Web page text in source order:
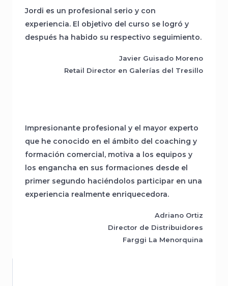
Jordi es un profesional serio y con
experiencia. El objetivo del curso se logró y
después ha habido su respectivo seguimiento.
Javier Guisado Moreno
Retail Director en Galerías del Tresillo
Impresionante profesional y el mayor experto
que he conocido en el ámbito del coaching y
formación comercial, motiva a los equipos y
los engancha en sus formaciones desde el
primer segundo haciéndolos participar en una
experiencia realmente enriquecedora.
Adriano Ortiz
Director de Distribuidores
Farggi La Menorquina